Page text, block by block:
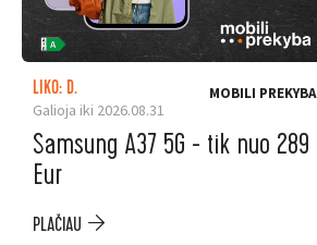
LIKO: D.
Galioja iki 2026.08.31
MOBILI PREKYBA
Samsung A37 5G - tik nuo 289
Eur
PLAČIAU